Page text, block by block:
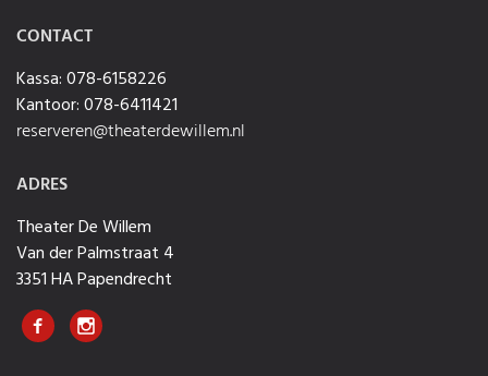
CONTACT
Kassa: 078-6158226
Kantoor: 078-6411421
reserveren@theaterdewillem.nl
ADRES
Theater De Willem
Van der Palmstraat 4
3351 HA Papendrecht